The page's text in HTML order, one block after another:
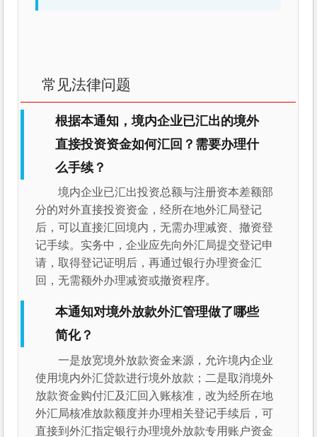
常见法律问题
根据本通知，境内企业已汇出的境外
直接投资资金如何汇回？需要办理什
么手续？
境内企业已汇出投资总额与注册资本差额部
分的对外直接投资资金，经所在地外汇局登记
后，可以直接汇回境内，无需办理减资、撤资登
记手续。实务中，企业应先向外汇局提交登记申
请，取得登记证明后，再通过银行办理资金汇
回，无需额外办理减资或撤资程序。
本通知对境外放款外汇管理做了哪些
简化？
一是放宽境外放款资金来源，允许境内企业
使用境内外汇贷款进行境外放款；二是取消境外
放款资金购付汇及汇回入账核准，改为经所在地
外汇局核准放款额度并办理相关登记手续后，可
直接到外汇指定银行办理境外放款专用账户资金